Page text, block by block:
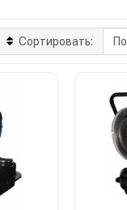
Сортировать: